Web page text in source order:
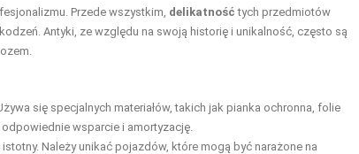
Przede wszystkim, delikatność tych przedmiotów
Antyki, ze względu na swoją historię i unikalność, często są
się specjalnych materiałów, takich jak pianka ochronna, folie
wsparcie i amortyzację.
Należy unikać pojazdów, które mogą być narażone na